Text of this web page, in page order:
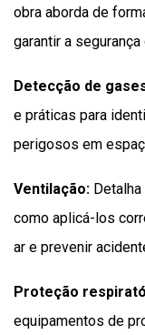
obra aborda de
garantir a
Detecção de
e práticas para
perigosos em
Ventilação:
como aplicá-los
ar e prevenir
Proteção
equipamentos de